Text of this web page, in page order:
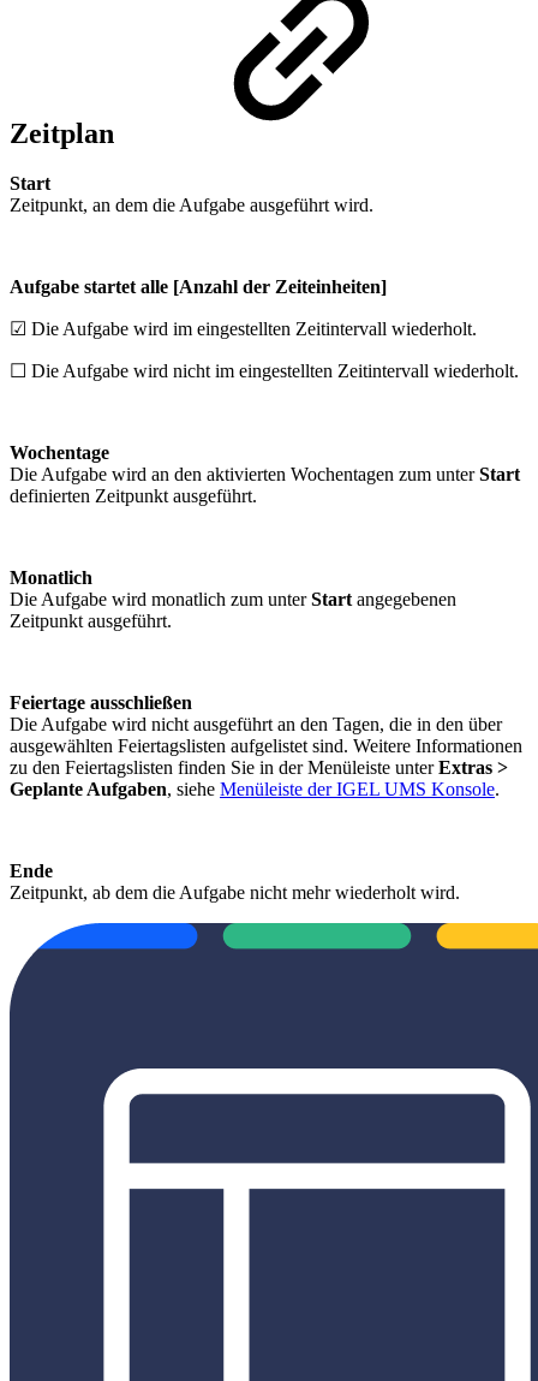
Zeitplan
Start
Zeitpunkt, an dem die Aufgabe ausgeführt wird.
Aufgabe startet alle [Anzahl der Zeiteinheiten]
☑ Die Aufgabe wird im eingestellten Zeitintervall wiederholt.
☐ Die Aufgabe wird nicht im eingestellten Zeitintervall wiederholt.
Wochentage
Die Aufgabe wird an den aktivierten Wochentagen zum unterStart
definierten Zeitpunkt ausgeführt.
Monatlich
Die Aufgabe wird monatlich zum unterStartangegebenen
Zeitpunkt ausgeführt.
Feiertage ausschließen
Die Aufgabe wird nicht ausgeführt an den Tagen, die in den über
ausgewählten Feiertagslisten aufgelistet sind. Weitere Informationen
zu den Feiertagslisten finden Sie in der Menüleiste unterExtras >
Geplante Aufgaben, siehe Menüleiste der IGEL UMS Konsole.
Ende
Zeitpunkt, ab dem die Aufgabe nicht mehr wiederholt wird.